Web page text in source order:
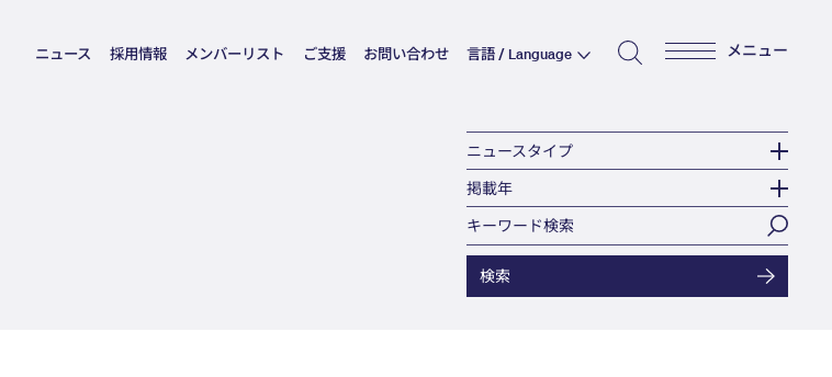
ニュース 採用情報 メンバーリスト ご支援 お問い合わせ 言語 / Language メニュー
ニュースタイプ
掲載年